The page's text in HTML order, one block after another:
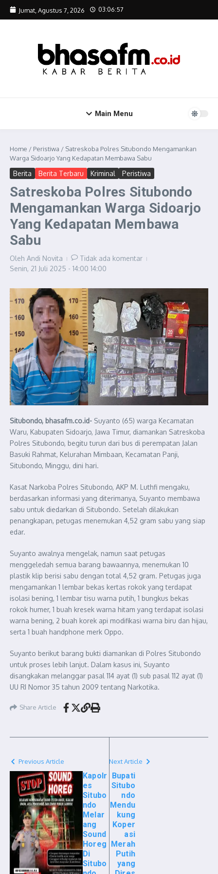
Lewati ke konten
Jumat, Agustus 7, 2026 03:06:57
Main Menu
Home / Peristiwa / Satreskoba Polres Situbondo Mengamankan
Warga Sidoarjo Yang Kedapatan Membawa Sabu
Berita Berita Terbaru Kriminal Peristiwa
Satreskoba Polres Situbondo
Mengamankan Warga Sidoarjo
Yang Kedapatan Membawa
Sabu
Oleh Andi Novita
Tidak ada komentar
Senin, 21 Juli 2025 - 14:00 14:00
Situbondo, bhasafm.co.id- Suyanto (65) warga Kecamatan
Waru, Kabupaten Sidoarjo, Jawa Timur, diamankan Satreskoba
Polres Situbondo, begitu turun dari bus di perempatan Jalan
Basuki Rahmat, Kelurahan Mimbaan, Kecamatan Panji,
Situbondo, Minggu, dini hari.
Kasat Narkoba Polres Situbondo, AKP M. Luthfi mengaku,
berdasarkan informasi yang diterimanya, Suyanto membawa
sabu untuk diedarkan di Situbondo. Setelah dilakukan
penangkapan, petugas menemukan 4,52 gram sabu yang siap
edar.
Suyanto awalnya mengelak, namun saat petugas
menggeledah semua barang bawaannya, menemukan 10
plastik klip berisi sabu dengan total 4,52 gram. Petugas juga
mengamankan 1 lembar bekas kertas rokok yang terdapat
isolasi bening, 1 lembar tisu warna putih, 1 bungkus bekas
rokok humer, 1 buah kresek warna hitam yang terdapat isolasi
warna bening, 2 buah korek api modifikasi warna biru dan hijau,
serta 1 buah handphone merk Oppo.
Suyanto berikut barang bukti diamankan di Polres Situbondo
untuk proses lebih lanjut. Dalam kasus ini, Suyanto
disangkakan melanggar pasal 114 ayat (1) sub pasal 112 ayat (1)
UU RI Nomor 35 tahun 2009 tentang Narkotika.
Share Article
Previous Article
Kapolr
es
Situbo
ndo
Melar
ang
Sound
Horeg
Di
Situbo
Next Article
Bupati
Situbo
ndo
Mendu
kung
Koper
asi
Merah
Putih
yang